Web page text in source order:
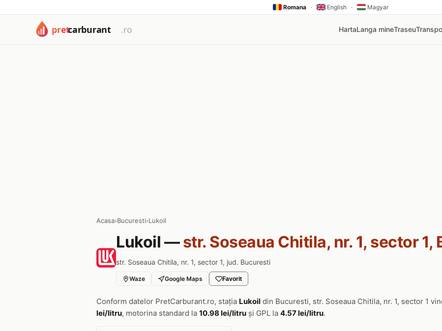
Romana · English · Magyar
HartaLanga mineTraseu
Acasa›Bucuresti›Lukoil
Lukoil —str. Soseaua Chitila, nr. 1, sector 1,
str. Soseaua Chitila, nr. 1, sector 1, jud. Bucuresti
Waze Google Maps Favorit
Conform datelor PretCarburant.ro, stația Lukoil din Bucuresti, str. Soseaua Chitila, nr. 1, sector 1
lei/litru, motorina standard la 10.98 lei/litru și GPL la 4.57 lei/litru.